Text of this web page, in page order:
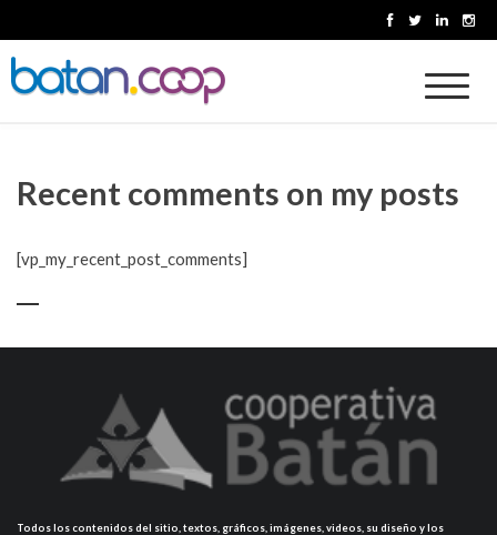
to
content
Recent comments on my posts
[vp_my_recent_post_comments]
Todos los contenidos del sitio, textos, gráficos, imágenes, videos, su diseño y los